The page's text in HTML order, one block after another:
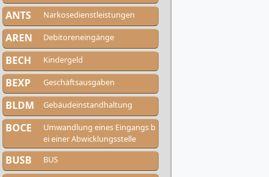
ANTS Narkosedienstleistungen
AREN Debitoreneingänge
BECH Kindergeld
BEXP Geschäftsausgaben
BLDM Gebäudeinstandhaltung
BOCE
Umwandlung eines Eingangs b
ei einer Abwicklungsstelle
BUSB BUS